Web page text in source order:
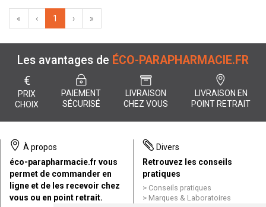
« ‹ 1 › »
Les avantages de ÉCO-PARAPHARMACIE.FR
€
PRIX
CHOIX
PAIEMENT
SÉCURISÉ
LIVRAISON
CHEZ VOUS
LIVRAISON EN
POINT RETRAIT
À propos
éco-parapharmacie.fr vous
permet de commander en
ligne et de les recevoir chez
vous ou en point retrait.
Divers
Retrouvez les conseils
pratiques
Conseils pratiques
Marques & Laboratoires